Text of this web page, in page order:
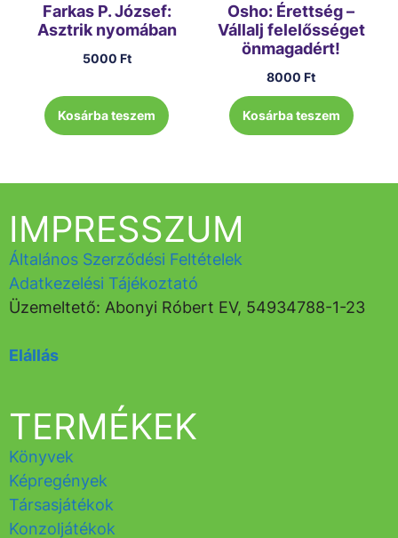
Farkas P. József:
Asztrik nyomában
5000 Ft
Kosárba teszem
Osho: Érettség –
Vállalj felelősséget
önmagadért!
8000Ft
Kosárba teszem
TERMÉKEK
Könyvek
Képregények
Társasjátékok
Konzoljátékok
IMPRESSZUM
Általános Szerződési Feltételek
Adatkezelési Tájékoztató
Üzemeltető: Abonyi Róbert EV, 54934788-1-23
Elállás